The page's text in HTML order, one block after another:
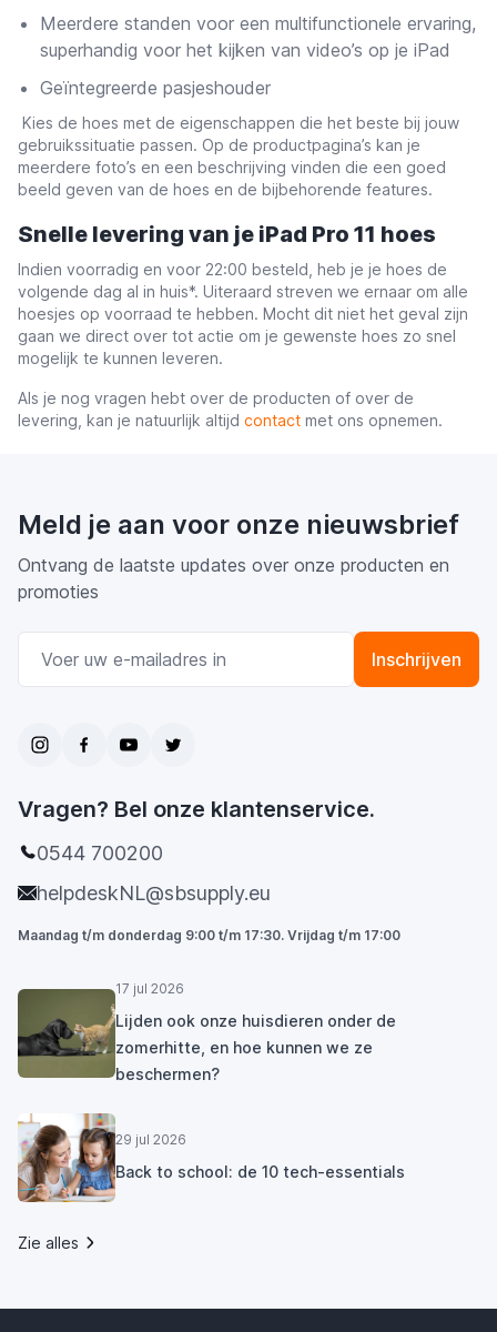
Meerdere standen voor een multifunctionele ervaring,
superhandig voor het kijken van video’s op je iPad
Geïntegreerde pasjeshouder
Kies de hoes met de eigenschappen die het beste bij jouw
gebruikssituatie passen. Op de productpagina’s kan je
meerdere foto’s en een beschrijving vinden die een goed
beeld geven van de hoes en de bijbehorende features.
Snelle levering van je iPad Pro 11 hoes
Indien voorradig en voor 22:00 besteld, heb je je hoes de
volgende dag al in huis*. Uiteraard streven we ernaar om alle
hoesjes op voorraad te hebben. Mocht dit niet het geval zijn
gaan we direct over tot actie om je gewenste hoes zo snel
mogelijk te kunnen leveren.
Als je nog vragen hebt over de producten of over de
levering, kan je natuurlijk altijd contact met ons opnemen.
Meld je aan voor onze nieuwsbrief
Ontvang de laatste updates over onze producten en
promoties
Inschrijven
Vragen? Bel onze klantenservice.
0544 700200
helpdeskNL@sbsupply.eu
Maandag t/m donderdag 9:00 t/m 17:30. Vrijdag t/m 17:00
17 jul 2026
Lijden ook onze huisdieren onder de
zomerhitte, en hoe kunnen we ze
beschermen?
29 jul 2026
Back to school: de 10 tech-essentials
Zie alles